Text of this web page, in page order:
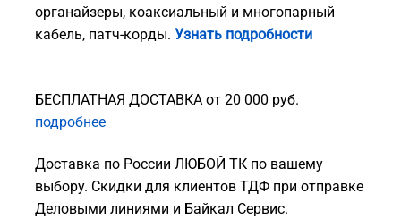
органайзеры, коаксиальный и многопарный
кабель, патч-корды. Узнать подробности
БЕСПЛАТНАЯ ДОСТАВКА от 20 000 руб.
подробнее
Доставка по России ЛЮБОЙ ТК по вашему
выбору. Скидки для клиентов ТДФ при отправке
Деловыми линиями и Байкал Сервис.